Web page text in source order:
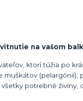
na vašom
ktorí túžia po
(pelargónií),
potrebné